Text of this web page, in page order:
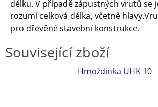
délku. V případě zápustných vrutů se
rozumí celková délka, včetně
pro dřevěné stavební konstrukce.
Související zboží
Hmoždinka UHK 10